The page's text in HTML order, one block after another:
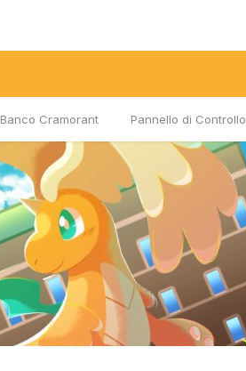
Banco Cramorant Pannello di Controllo